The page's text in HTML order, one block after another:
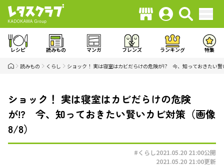
レシピ 読みもの マンガ フレンズ ランキング 特集
読みもの くらし ショック！ 実は寝室はカビだらけの危険が!? 今、知っておきたい賢
ショック！ 実は寝室はカビだらけの危険
が!? 今、知っておきたい賢いカビ対策（画像
8/8）
#くらし2021.05.20 21:00公開
2021.05.20 21:00更新